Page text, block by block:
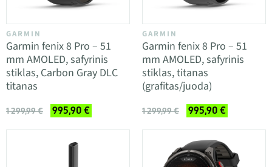
GARMIN
Garmin fenix 8 Pro – 51
mm AMOLED, safyrinis
stiklas, Carbon Gray DLC
titanas
1 299,99 € 995,90 €
GARMIN
Garmin fenix 8 Pro – 51
mm AMOLED, safyrinis
stiklas, titanas
(grafitas/juoda)
1 299,99 € 995,90 €